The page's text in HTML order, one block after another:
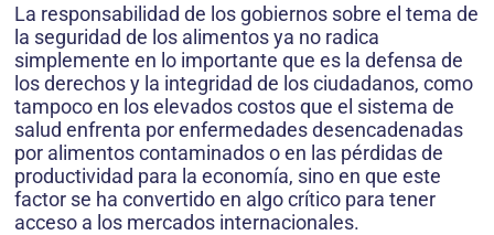
La responsabilidad de los gobiernos sobre el tema de
la seguridad de los alimentos ya no radica
simplemente en lo importante que es la defensa de
los derechos y la integridad de los ciudadanos, como
tampoco en los elevados costos que el sistema de
salud enfrenta por enfermedades desencadenadas
por alimentos contaminados o en las pérdidas de
productividad para la economía, sino en que este
factor se ha convertido en algo crítico para tener
acceso a los mercados internacionales.